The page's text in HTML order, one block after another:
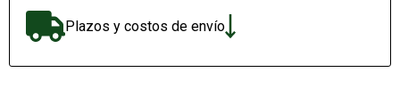
Plazos y costos de envío